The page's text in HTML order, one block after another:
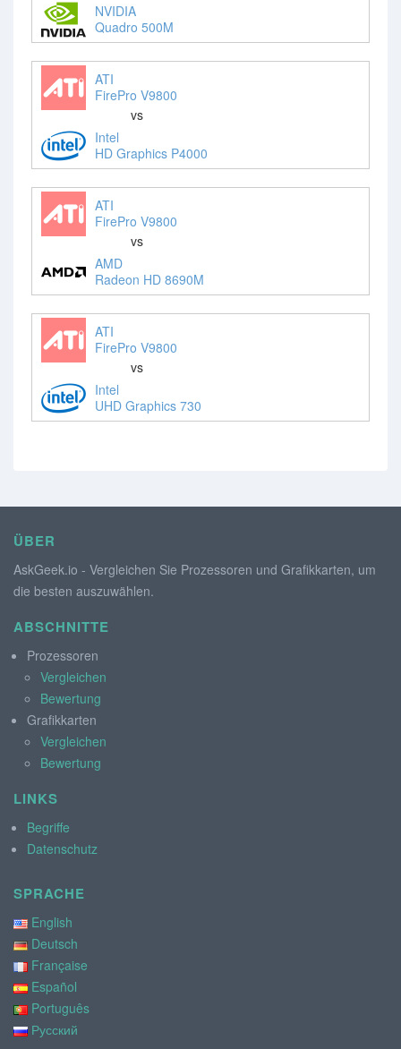
NVIDIA
Quadro 500M
ATI
FirePro V9800
vs
Intel
HD Graphics P4000
ATI
FirePro V9800
vs
AMD
Radeon HD 8690M
ATI
FirePro V9800
vs
Intel
UHD Graphics 730
ÜBER
AskGeek.io - Vergleichen Sie Prozessoren und Grafikkarten, um
die besten auszuwählen.
ABSCHNITTE
Prozessoren
Vergleichen
Bewertung
Grafikkarten
Vergleichen
Bewertung
LINKS
Begriffe
Datenschutz
SPRACHE
English
Deutsch
Française
Español
Português
Русский